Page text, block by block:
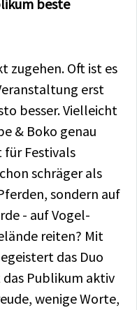
beste
zugehen. Oft ist es
erst
besser. Vielleicht
& Boko genau
für Festivals
schräger als
sondern auf
- auf Vogel-
reiten? Mit
das Duo
Publikum aktiv
wenige Worte,